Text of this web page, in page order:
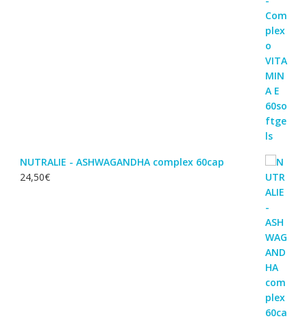
NUTRALIE - ASHWAGANDHA complex 60cap
24,50€